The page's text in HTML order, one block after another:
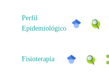
Perfil
Epidemiológico
Fisioterapia